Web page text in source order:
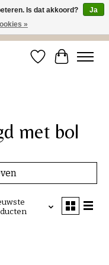
> € 100 of afhalen in de winkel
Verlanglijst
met bol
Is dat akkoord?
Ja
»